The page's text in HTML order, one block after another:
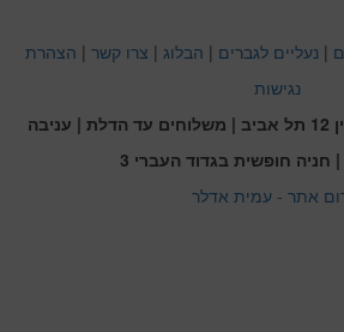
| נעליים לגברים | הבלוג | צרו קשר | הצהרת
נגישות
יוסי בן נון | דרך מנחם בגין 12 תל אביב | משלוחים עד הדלת | עניבה
חניה חופשית בגדוד העברי 3
אתר - עמית אדלר